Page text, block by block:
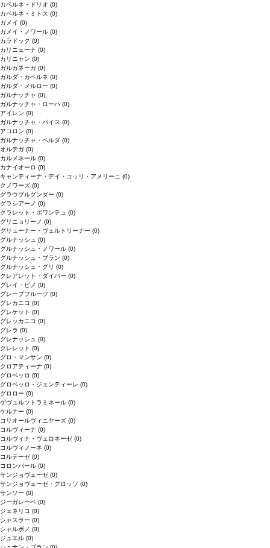
カベルネ・ドリオ (0)
カベルネ・ミトス (0)
ガメイ (0)
ガメイ・ノワール (0)
カラドック (0)
カリニェーナ (0)
カリニャン (0)
ガルガネーガ (0)
ガルダ・カベルネ (0)
ガルダ・メルロー (0)
ガルナッチャ (0)
ガルナッチャ・ローハ (0)
アイレン (0)
ガルナッチャ・パイス (0)
アコロン (0)
ガルナッチャ・ペルダ (0)
オルテガ (0)
カルメネール (0)
カナイオーロ (0)
キャンティーナ・デイ・コッリ・アメリーニ (0)
クノワーズ (0)
グラウブルグンダー (0)
グラシアーノ (0)
クラレット・ボワンテュ (0)
グリニョリーノ (0)
グリューナー・ヴェルトリーナー (0)
グルナッシュ (0)
グルナッシュ・ノワール (0)
グルナッシュ・ブラン (0)
グルナッシュ・グリ (0)
クレアレット・ダイバー (0)
グレイ・ピノ (0)
グレープフルーツ (0)
グレカニコ (0)
グレケット (0)
グレッカニコ (0)
グレラ (0)
グレナッシュ (0)
クレレット (0)
グロ・マンサン (0)
クロアティーナ (0)
グロペッロ (0)
グロペッロ・ジェンティーレ (0)
グロロー (0)
ゲヴュルツトラミネール (0)
ケルナー (0)
コリオールヴィニヤーズ (0)
コルヴィーナ (0)
コルヴィナ・ヴェロネーゼ (0)
コルヴィノーネ (0)
コルテーゼ (0)
コロンバール (0)
サンジョヴェーゼ (0)
サンジョヴェーゼ・グロッソ (0)
サンソー (0)
ジーガレーベ (0)
ジェネリコ (0)
シャスラー (0)
シャルボノ (0)
ジュエル (0)